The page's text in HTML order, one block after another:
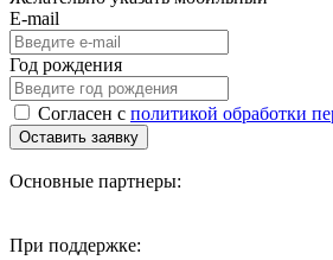
E-mail
Год рождения
Согласен c политикой обработки
Оставить заявку
Основные партнеры:
При поддержке: